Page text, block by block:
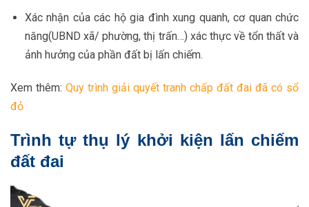
Xác nhận của các hộ gia đình xung quanh, cơ quan chức
năng(UBND xã/ phường, thị trấn…) xác thực về tổn thất và
ảnh hưởng của phần đất bị lấn chiếm.
Xem thêm: Quy trình giải quyết tranh chấp đất đai đã có sổ
đỏ
Trình tự thụ lý khởi kiện lấn chiếm
đất đai